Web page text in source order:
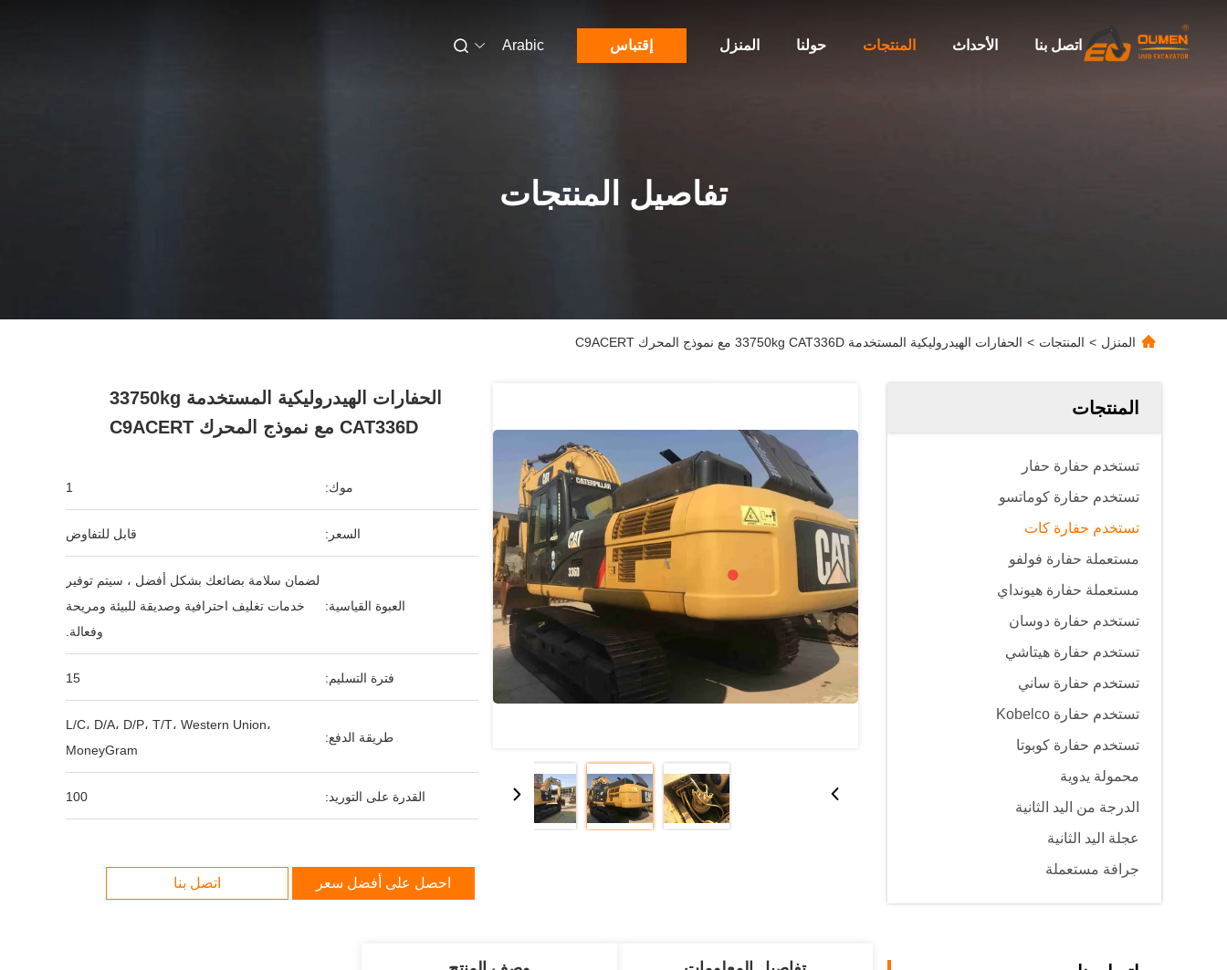
المنزل حولنا المنتجات الأحداث اتصل بنا إقتباس Arabic
تفاصيل المنتجات
المنزل > المنتجات > الحفارات الهيدروليكية المستخدمة 33750kg CAT336D مع نموذج المحرك C9ACERT
المنتجات
تستخدم حفارة حفار
تستخدم حفارة كوماتسو
تستخدم حفارة كات
مستعملة حفارة فولفو
مستعملة حفارة هيونداي
تستخدم حفارة دوسان
تستخدم حفارة هيتاشي
تستخدم حفارة ساني
تستخدم حفارة Kobelco
تستخدم حفارة كوبوتا
محمولة يدوية
الدرجة من اليد الثانية
عجلة اليد الثانية
جرافة مستعملة
الحفارات الهيدروليكية المستخدمة 33750kg
CAT336D مع نموذج المحرك C9ACERT
موك: 1
السعر: قابل للتفاوض
العبوة القياسية:
لضمان سلامة بضائعك بشكل أفضل ، سيتم توفير
خدمات تغليف احترافية وصديقة للبيئة ومريحة
وفعالة.
فترة التسليم: 15
طريقة الدفع:
L/C، D/A، D/P، T/T، Western Union،
MoneyGram
القدرة على التوريد: 100
احصل على أفضل سعر اتصل بنا